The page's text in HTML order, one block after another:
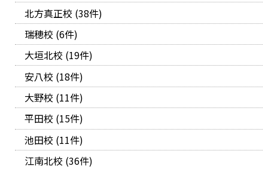
北方真正校 (38件)
瑞穂校 (6件)
大垣北校 (19件)
安八校 (18件)
大野校 (11件)
平田校 (15件)
池田校 (11件)
江南北校 (36件)